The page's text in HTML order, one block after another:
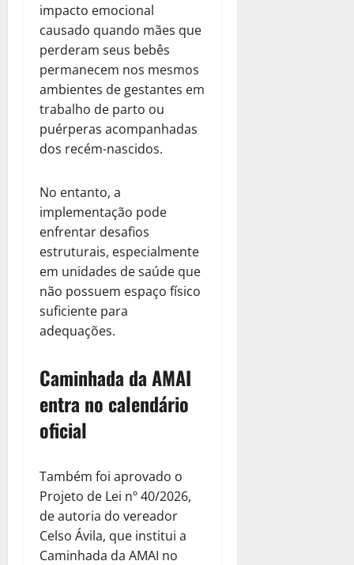
impacto emocional
causado quando mães que
perderam seus bebês
permanecem nos mesmos
ambientes de gestantes em
trabalho de parto ou
puérperas acompanhadas
dos recém-nascidos.
No entanto, a
implementação pode
enfrentar desafios
estruturais, especialmente
em unidades de saúde que
não possuem espaço físico
suficiente para
adequações.
Caminhada da AMAI
entra no calendário
oficial
Também foi aprovado o
Projeto de Lei nº 40/2026,
de autoria do vereador
Celso Ávila, que institui a
Caminhada da AMAI no